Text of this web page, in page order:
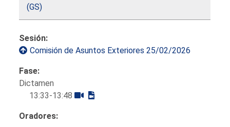
(GS)
Sesión:
Comisión de Asuntos Exteriores 25/02/2026
Fase:
Dictamen
13:33-13:48
Oradores: